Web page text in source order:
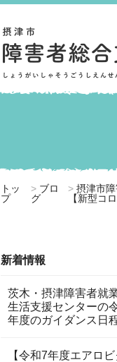
トッ
プ
ブロ
グ
摂津市
【新型コ
新着情報
茨木・摂津障害者就
生活支援センターの
年度のガイダンス日
【令和7年度エアロビ